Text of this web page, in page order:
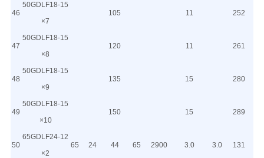
46
50GDLF18-15
×7
105 11 252
47
50GDLF18-15
×8
120 11 261
48
50GDLF18-15
×9
135 15 280
49
50GDLF18-15
×10
150 15 289
50
65GDLF24-12
×2
65 24 44 65 2900 3.0 3.0 131